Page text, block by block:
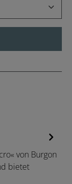
von Burgon
bietet